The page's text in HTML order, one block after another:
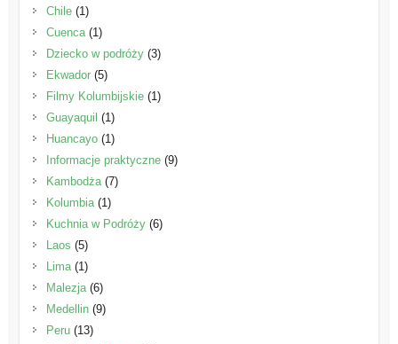
Chile(1)
Cuenca(1)
Dziecko w podróży(3)
Ekwador(5)
Filmy Kolumbijskie(1)
Guayaquil (1)
Huancayo(1)
Informacje praktyczne(9)
Kambodża(7)
Kolumbia(1)
Kuchnia w Podróży(6)
Laos (5)
Lima(1)
Malezja(6)
Medellin(9)
Peru(13)